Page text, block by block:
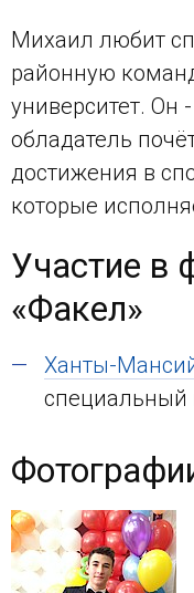
Михаил любит
районную
университет. Он
обладатель
достижения в
которые
Участие в
«Факел»
Ханты-
специальный